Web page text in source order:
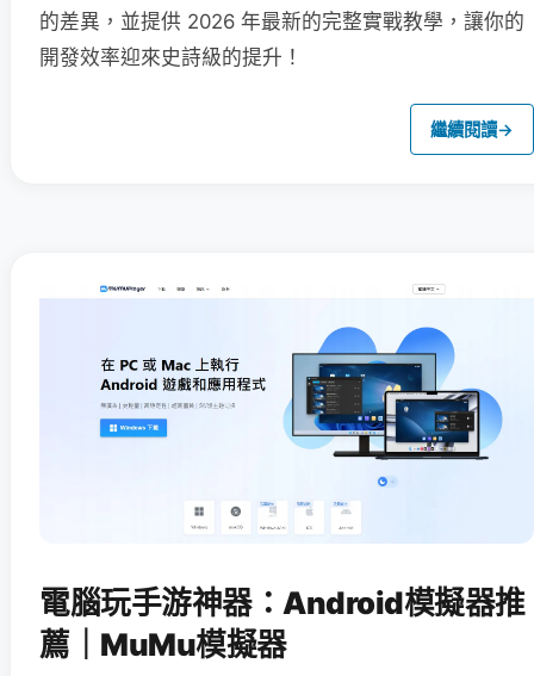
的差異，並提供 2026 年最新的完整實戰教學，讓你的
開發效率迎來史詩級的提升！
繼續閱讀→
電腦玩手游神器：Android模擬器推
薦｜MuMu模擬器